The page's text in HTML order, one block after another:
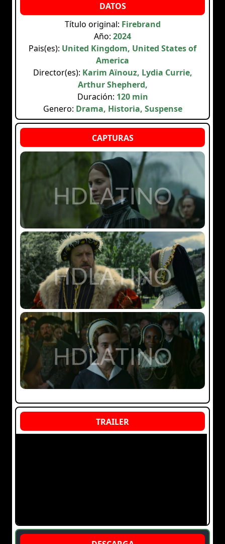
Título original: Firebrand
Año: 2024
Pais(es): United Kingdom, United States of
America
Director(es): Karim Aïnouz, Lydia Currie,
Arthur Shepherd,
Duración: 120 min
Genero: Drama, Historia, Suspense